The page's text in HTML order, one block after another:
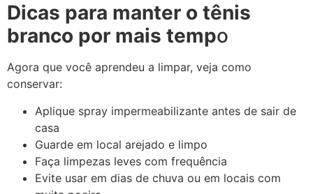
Dicas para manter o tênis
branco por mais tempo
Agora que você aprendeu a limpar, veja como
conservar:
Aplique spray impermeabilizante antes de sair de
casa
Guarde em local arejado e limpo
Faça limpezas leves com frequência
Evite usar em dias de chuva ou em locais com